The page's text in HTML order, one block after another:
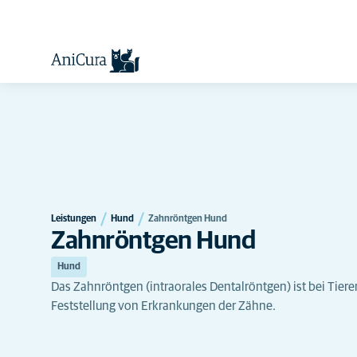
Leistungen Hund Zahnröntgen Hund
Zahnröntgen Hund
Hund
Das Zahnröntgen (intraorales Dentalröntgen) ist bei
Feststellung von Erkrankungen der Zähne.